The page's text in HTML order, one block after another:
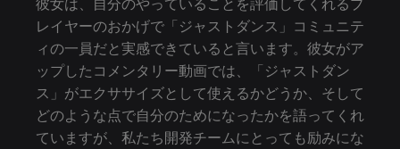
彼女は、自分のやっていることを評価してくれるプ
レイヤーのおかげで「ジャストダンス」コミュニテ
ィの一員だと実感できていると言います。彼女がア
ップしたコメンタリー動画では、「ジャストダン
ス」がエクササイズとして使えるかどうか、そして
どのような点で自分のためになったかを語ってくれ
ていますが、私たち開発チームにとっても励みにな